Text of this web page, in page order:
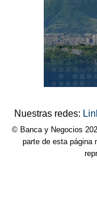
Nuestras redes:
© Banca y Negocios
parte de esta página